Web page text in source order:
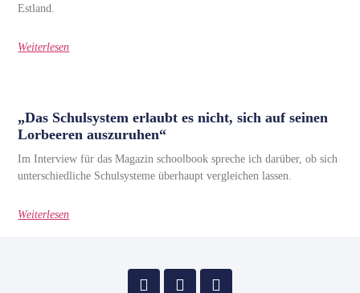
Estland.
Weiterlesen
„Das Schulsystem erlaubt es nicht, sich auf seinen
Lorbeeren auszuruhen“
Im Interview für das Magazin schoolbook spreche ich darüber, ob sich
unterschiedliche Schulsysteme überhaupt vergleichen lassen.
Weiterlesen